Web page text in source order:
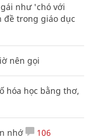
như 'chó với
đề trong giáo dục
nên gọi
hóa học bằng thơ,
nhớ 106